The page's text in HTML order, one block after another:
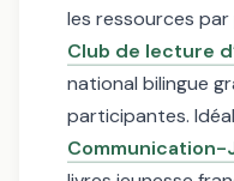
les ressources par
Club de lecture
national bilingue
participantes.
Communication-